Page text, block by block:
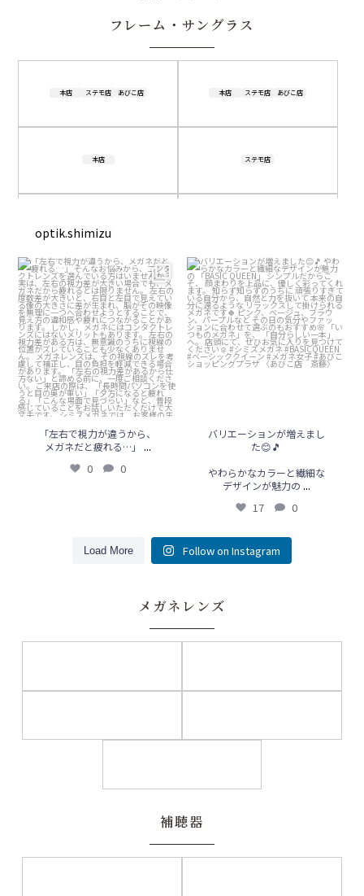
フレーム・サングラス
本店 ステモ店 あびこ店 本店 ステモ店 あびこ店
本店 ステモ店
ステモ店 あびこ店
本店 ステモ店 あびこ店 ステモ店 あびこ店
本店
あびこ店
本店 本店 ステモ店 あびこ店
optik.shimizu
「左右で視力が違うから、メガネだ
と疲れる…」...
0 0
「左右で視力が違うから、
メガネだと疲れる…」
...
0 0
バリエーションが増えました😊🎵
やわらかなカラーと繊細なデザイン
が魅力の...
17 0
バリエーションが増えまし
た😊🎵
やわらかなカラーと繊細な
デザインが魅力の ...
17 0
Load More Follow on Instagram
メガネレンズ
補聴器